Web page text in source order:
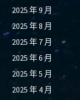
2025 年 9 月
2025 年 8 月
2025 年 7 月
2025 年 6 月
2025 年 5 月
2025 年 4 月